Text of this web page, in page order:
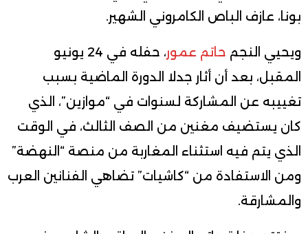
بونا، عازف الباص الكامروني الشهير.
ويحيي النجم حاتم عمور
، حفله في 24 يونيو
المقبل، بعد أن أثار جدلا الدورة الماضية بسبب
تغييبه عن المشاركة لسنوات في “موازين”، الذي
كان يستضيف مغنين من الصف الثالث، في الوقت
الذي يتم فيه استثناء المغاربة من منصة “النهضة”
ومن الاستفادة من “كاشيات” تضاهي الفنانين العرب
والمشارقة.